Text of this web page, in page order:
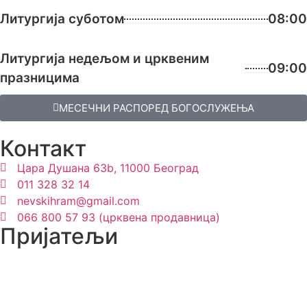
Литургија суботом 08:00
Литургија недељом и црквеним
празницима
09:00
МЕСЕЧНИ РАСПОРЕД БОГОСЛУЖЕЊА
Контакт
Цара Душана 63b, 11000 Београд
011 328 32 14
nevskihram@gmail.com
066 800 57 93 (црквена продавница)
Пријатељи